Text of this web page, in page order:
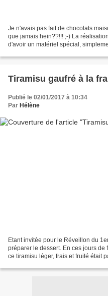
Je n'avais pas fait de chocolats
que jamais hein??!!! ;-) La
d'avoir un matériel spécial,
Tiramisu gaufré à la
Publié le 02/01/2017 à 10:34
Par Hélène
Etant invitée pour le Réveillon du
préparer le dessert. En ces jours
ce tiramisu léger, frais et fruité était